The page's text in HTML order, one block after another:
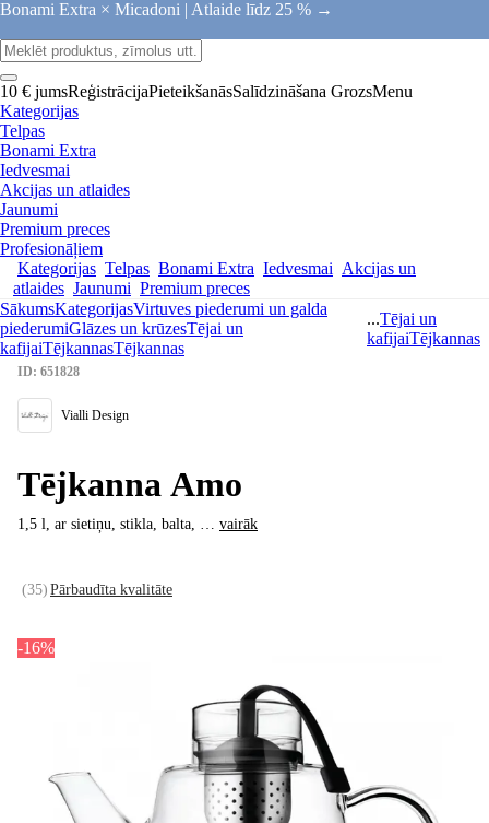
Bonami Extra × Micadoni | Atlaide līdz 25 % →
10 € jumsReģistrācijaPieteikšanāsSalīdzināšana GrozsMenu
Kategorijas
Telpas
Bonami Extra
Iedvesmai
Akcijas un atlaides
Jaunumi
Premium preces
Profesionāļiem
Kategorijas Telpas Bonami Extra Iedvesmai Akcijas un
atlaides Jaunumi Premium preces
SākumsKategorijasVirtuves piederumi un galda
piederumiGlāzes un krūzesTējai un
kafijaiTējkannasTējkannas
...Tējai un
kafijaiTējkannas
-16%
ID: 651828
Vialli Design
Tējkanna Amo
1,5 l, ar sietiņu, stikla, balta, … vairāk
(35) Pārbaudīta kvalitāte